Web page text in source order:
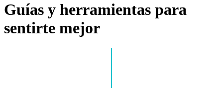
Guías y herramientas para
sentirte mejor